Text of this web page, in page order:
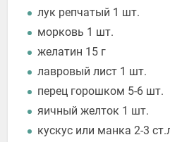
лук репчатый 1 шт.
морковь 1 шт.
желатин 15 г
лавровый лист 1 шт.
перец горошком 5-6 шт.
яичный желток 1 шт.
кускус или манка 2-3